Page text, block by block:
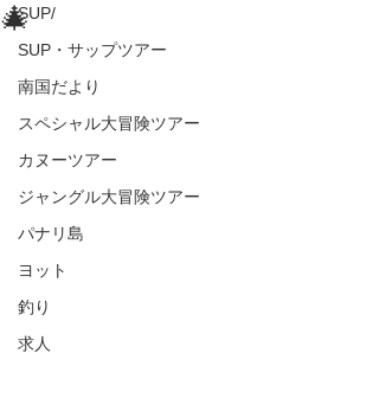
SUP/
SUP・サップツアー
南国だより
スペシャル大冒険ツアー
カヌーツアー
ジャングル大冒険ツアー
パナリ島
ヨット
釣り
求人
🎄